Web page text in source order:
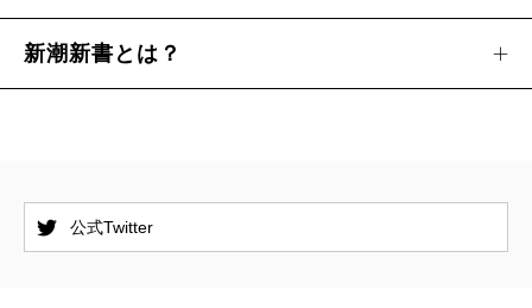
新潮新書とは？
公式Twitter